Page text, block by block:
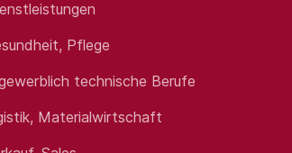
keine Kaltakquise
in den Bereichen Vorsorge,
und Vorsorgebedarfs, unter
Pflege
technische Berufe
Materialwirtschaft